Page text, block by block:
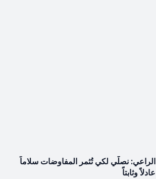
الراعي: نصلّي لكي تُثمر المفاوضات سلاماً
عادلاً وثابتاً